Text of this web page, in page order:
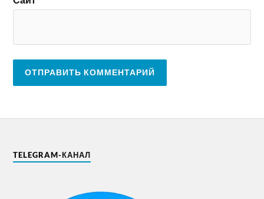
TELEGRAM-КАНАЛ